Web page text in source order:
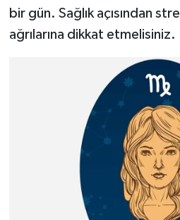
bir gün. Sağlık açısından
ağrılarına dikkat etmelisiniz.